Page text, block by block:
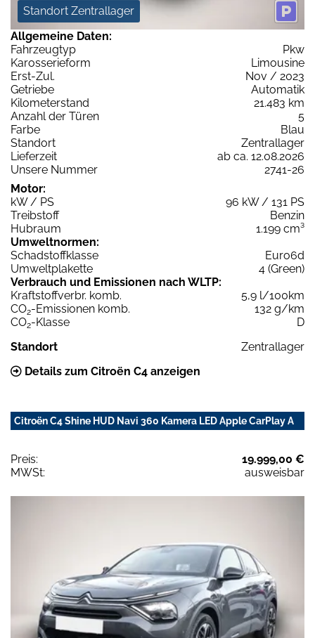
Standort Zentrallager
Allgemeine Daten:
Fahrzeugtyp
Pkw
Karosserieform
Limousine
Erst-Zul.
Nov / 2023
Getriebe
Automatik
Kilometerstand
21.483 km
Anzahl der Türen
5
Farbe
Blau
Standort
Zentrallager
Lieferzeit
ab ca. 12.08.2026
Unsere Nummer
2741-26
Motor:
kW / PS
96 kW / 131 PS
Treibstoff
Benzin
Hubraum
1.199 cm³
Umweltnormen:
Schadstoffklasse
Euro6d
Umweltplakette
4 (Green)
Verbrauch und Emissionen nach WLTP:
Kraftstoffverbr. komb.
5,9 l/100km
CO2-Emissionen komb.
132 g/km
CO2-Klasse
D
Standort
Zentrallager
Details zum Citroën C4 anzeigen
Citroën C4 Shine HUD Navi 360 Kamera LED Apple CarPlay A
Preis:
19.999,00 €
MWSt:
ausweisbar